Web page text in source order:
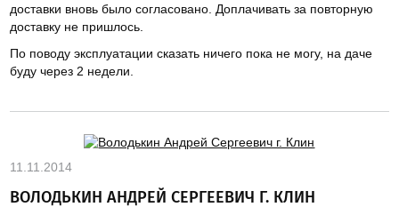
доставки вновь было согласовано. Доплачивать за повторную
доставку не пришлось.
По поводу эксплуатации сказать ничего пока не могу, на даче
буду через 2 недели.
11.11.2014
ВОЛОДЬКИН АНДРЕЙ СЕРГЕЕВИЧ Г. КЛИН